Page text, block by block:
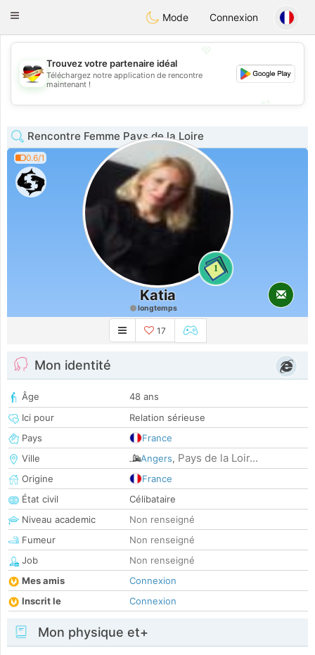
DeutschDating
Toggle
Mode Connexion
💖
💕
Trouvez votre partenaire idéal
Téléchargez notre application de rencontre
maintenant !
Rencontre Femme Pays de la Loire
0.6/1
1
Katia
longtemps
17
Mon identité
Âge
48 ans
Ici pour
Relation sérieuse
Pays
France
Ville
Angers, Pays de la Loir...
Origine
France
État civil
Célibataire
Niveau academic
Non renseigné
Fumeur
Non renseigné
Job
Non renseigné
Mes amis
Connexion
Inscrit le
Connexion
Mon physique et+